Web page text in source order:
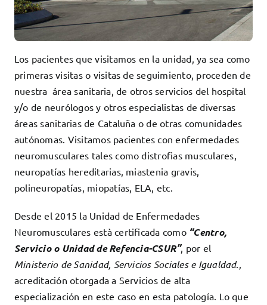
Los pacientes que visitamos en la unidad, ya sea como
primeras visitas o visitas de seguimiento, proceden de
nuestra área sanitaria, de otros servicios del hospital
y/o de neurólogos y otros especialistas de diversas
áreas sanitarias de Cataluña o de otras comunidades
autónomas. Visitamos pacientes con enfermedades
neuromusculares tales como distrofias musculares,
neuropatías hereditarias, miastenia gravis,
polineuropatías, miopatías, ELA, etc.
Desde el 2015 la Unidad de Enfermedades
Neuromusculares està certificada como “Centro,
Servicio o Unidad de Refencia-CSUR”, por el
Ministerio de Sanidad, Servicios Sociales e Igualdad.,
acreditación otorgada a Servicios de alta
especialización en este caso en esta patología. Lo que